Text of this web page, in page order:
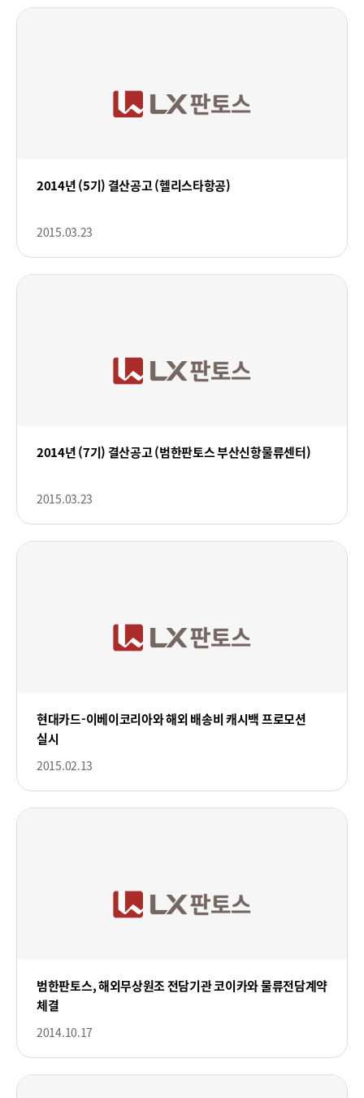
2014년 (5기) 결산공고 (헬리스타항공)
2015.03.23
2014년 (7기) 결산공고 (범한판토스 부산신항물류센터)
2015.03.23
현대카드-이베이코리아와 해외 배송비 캐시백 프로모션
실시
2015.02.13
범한판토스, 해외무상원조 전담기관 코이카와 물류전담계약
체결
2014.10.17